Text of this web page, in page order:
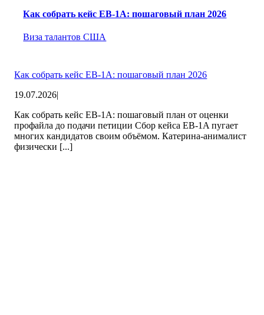
Как собрать кейс EB-1A: пошаговый план 2026
Виза талантов США
Как собрать кейс EB-1A: пошаговый план 2026
19.07.2026|
Как собрать кейс EB-1A: пошаговый план от оценки
профайла до подачи петиции Сбор кейса EB-1A пугает
многих кандидатов своим объёмом. Катерина-анималист
физически [...]